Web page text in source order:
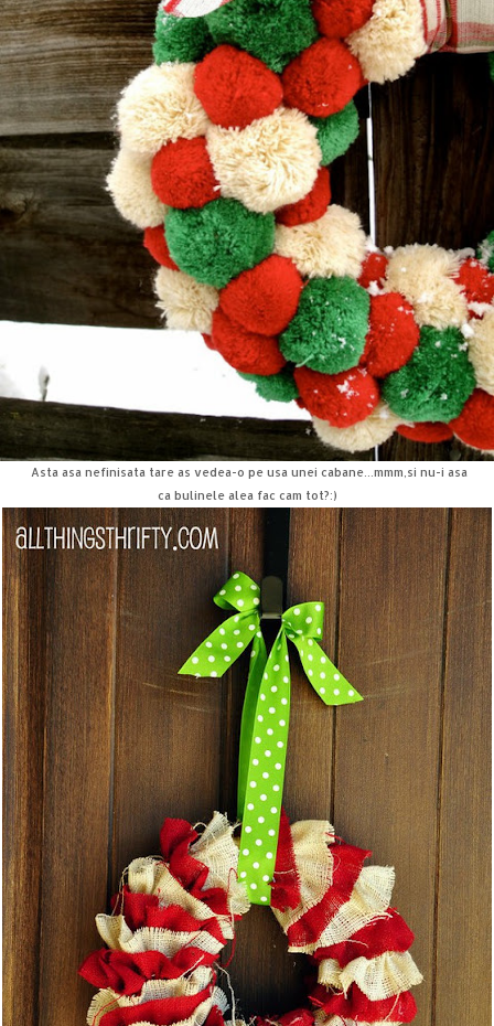
Asta asa nefinisata tare as vedea-o pe usa unei cabane...mmm,si nu-i asa
ca bulinele alea fac cam tot?:)